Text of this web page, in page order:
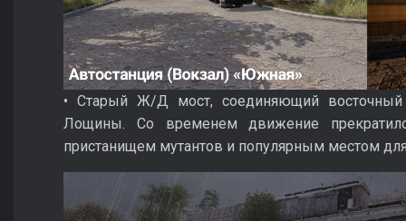
• Старый Ж/Д мост, соединяющий восточный
Лощины. Со временем движение
пристанищем мутантов и популярным местом